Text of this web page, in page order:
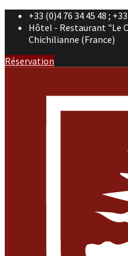
+33 (0)4 76 34 45 48 ;
Hôtel - Restaurant "Le
Chichilianne (France)
Réservation